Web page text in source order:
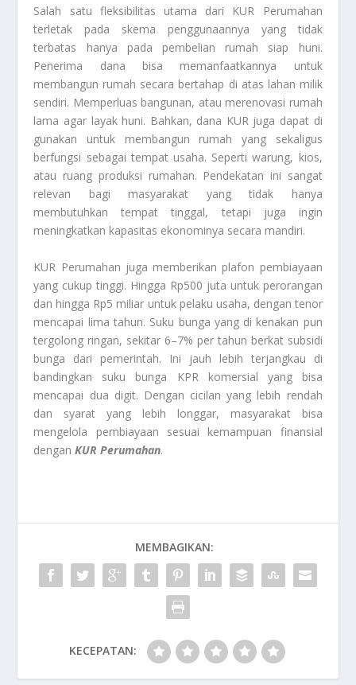
Salah satu fleksibilitas utama dari KUR Perumahan
terletak pada skema penggunaannya yang tidak
terbatas hanya pada pembelian rumah siap huni.
Penerima dana bisa memanfaatkannya untuk
membangun rumah secara bertahap di atas lahan milik
sendiri. Memperluas bangunan, atau merenovasi rumah
lama agar layak huni. Bahkan, dana KUR juga dapat di
gunakan untuk membangun rumah yang sekaligus
berfungsi sebagai tempat usaha. Seperti warung, kios,
atau ruang produksi rumahan. Pendekatan ini sangat
relevan bagi masyarakat yang tidak hanya
membutuhkan tempat tinggal, tetapi juga ingin
meningkatkan kapasitas ekonominya secara mandiri.
KUR Perumahan juga memberikan plafon pembiayaan
yang cukup tinggi. Hingga Rp500 juta untuk perorangan
dan hingga Rp5 miliar untuk pelaku usaha, dengan tenor
mencapai lima tahun. Suku bunga yang di kenakan pun
tergolong ringan, sekitar 6–7% per tahun berkat subsidi
bunga dari pemerintah. Ini jauh lebih terjangkau di
bandingkan suku bunga KPR komersial yang bisa
mencapai dua digit. Dengan cicilan yang lebih rendah
dan syarat yang lebih longgar, masyarakat bisa
mengelola pembiayaan sesuai kemampuan finansial
denganKUR Perumahan.
MEMBAGIKAN:
KECEPATAN: